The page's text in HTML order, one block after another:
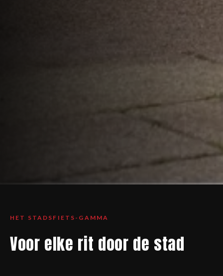
HET STADSFIETS-GAMMA
Voor elke rit door de stad